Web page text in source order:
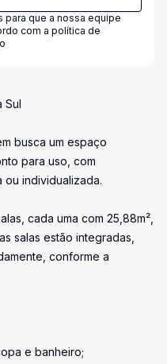
para que a nossa equipe
com a política de
Sul
busca um espaço
para uso, com
individualizada.
cada uma com 25,88m²,
salas estão integradas,
conforme a
e banheiro;